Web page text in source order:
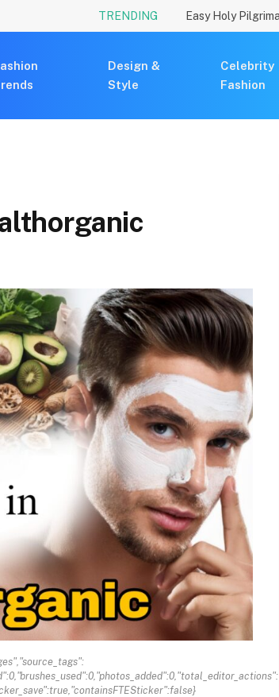
TRENDING
Design &
Style
Celebrity
Fashion